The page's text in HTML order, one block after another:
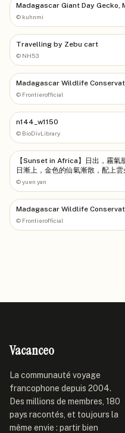
Madagascar Giant Day Gecko,
© kuhnmi
Travelling by Zebu cart
© NH53
Madagascar Wildlife
© Frontierofficial
n144_w1150
© BioDivLibrary
【Sunset in Africa】日出，霧氣
日漸上，金色的仙氣漸散，配上
此景，不禁｢嘩嘩｣大叫，如像<<
#travel #madagascar #travel
©yuen yan
Madagascar Wildlife
© Frontierofficial
Vacanceo
La communauté voyage
francophone depuis 2004.
Des millions de membres, 180
pays racontés, et toujours la
même envie : partir bien